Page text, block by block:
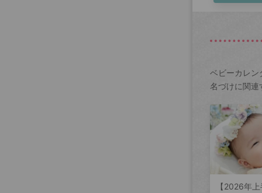
ベビーカレン
名づけに関連
【2026年